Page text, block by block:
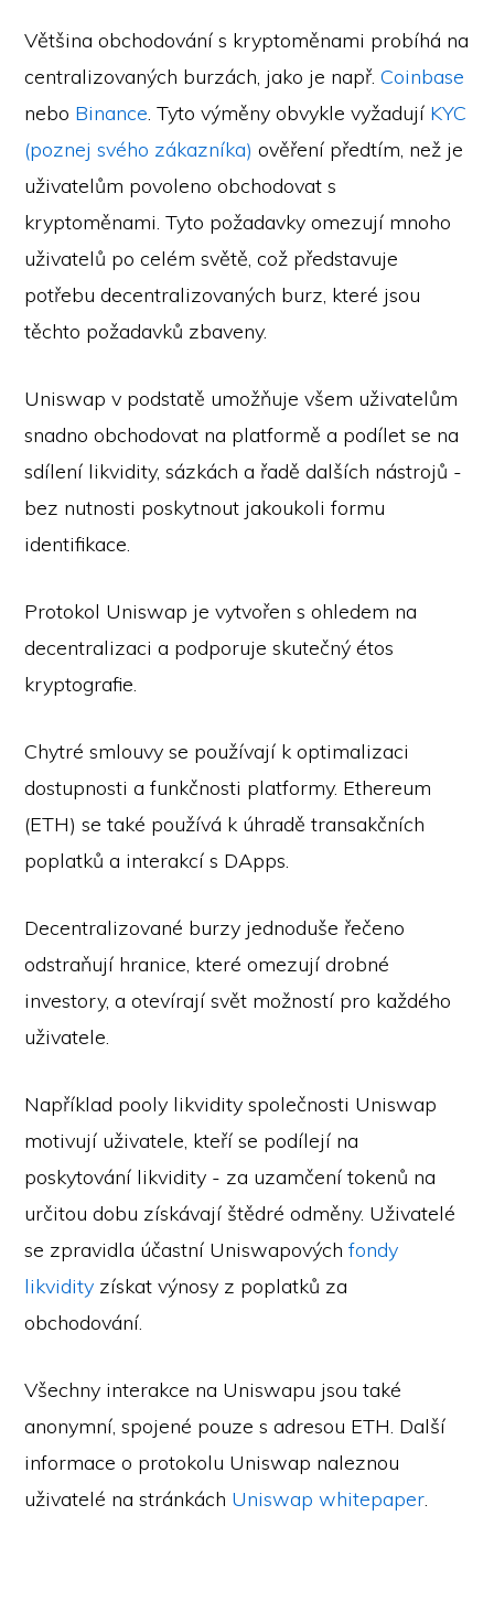
Většina obchodování s kryptoměnami probíhá na
centralizovaných burzách, jako je např.Coinbase
nebo Binance. Tyto výměny obvykle vyžadují KYC
(poznej svého zákazníka) ověření předtím, než je
uživatelům povoleno obchodovat s
kryptoměnami. Tyto požadavky omezují mnoho
uživatelů po celém světě, což představuje
potřebu decentralizovaných burz, které jsou
těchto požadavků zbaveny.
Uniswap v podstatě umožňuje všem uživatelům
snadno obchodovat na platformě a podílet se na
sdílení likvidity, sázkách a řadě dalších nástrojů -
bez nutnosti poskytnout jakoukoli formu
identifikace.
Protokol Uniswap je vytvořen s ohledem na
decentralizaci a podporuje skutečný étos
kryptografie.
Chytré smlouvy se používají k optimalizaci
dostupnosti a funkčnosti platformy. Ethereum
(ETH) se také používá k úhradě transakčních
poplatků a interakcí s DApps.
Decentralizované burzy jednoduše řečeno
odstraňují hranice, které omezují drobné
investory, a otevírají svět možností pro každého
uživatele.
Například pooly likvidity společnosti Uniswap
motivují uživatele, kteří se podílejí na
poskytování likvidity - za uzamčení tokenů na
určitou dobu získávají štědré odměny. Uživatelé
se zpravidla účastní Uniswapovýchfondy
likvidity získat výnosy z poplatků za
obchodování.
Všechny interakce na Uniswapu jsou také
anonymní, spojené pouze s adresou ETH. Další
informace o protokolu Uniswap naleznou
uživatelé na stránkách Uniswap whitepaper.